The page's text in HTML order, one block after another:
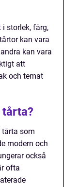
storlek, färg,
kan vara
kan vara
att
och temat
tårta?
tårta som
modern och
också
ofta